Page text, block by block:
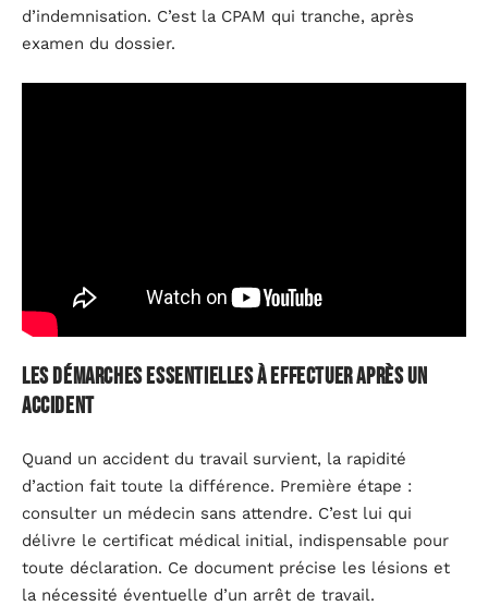
d’indemnisation. C’est la CPAM qui tranche, après
examen du dossier.
Les démarches essentielles à effectuer après un
accident
Quand un accident du travail survient, la rapidité
d’action fait toute la différence. Première étape :
consulter un médecin sans attendre. C’est lui qui
délivre le certificat médical initial, indispensable pour
toute déclaration. Ce document précise les lésions et
la nécessité éventuelle d’un arrêt de travail.